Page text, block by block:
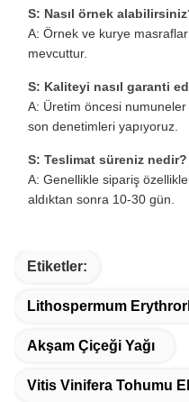
S: Nasıl örnek
A: Örnek ve kurye
mevcuttur.
S: Kaliteyi nasıl garanti
A: Üretim öncesi
son denetimleri yapıyoruz.
S: Teslimat süreniz nedir?
A: Genellikle sipariş
aldıktan sonra 10-30 gün.
Etiketler:
Lithospermum
Akşam Çiçeği Yağı
Vitis Vinifera Tohumu